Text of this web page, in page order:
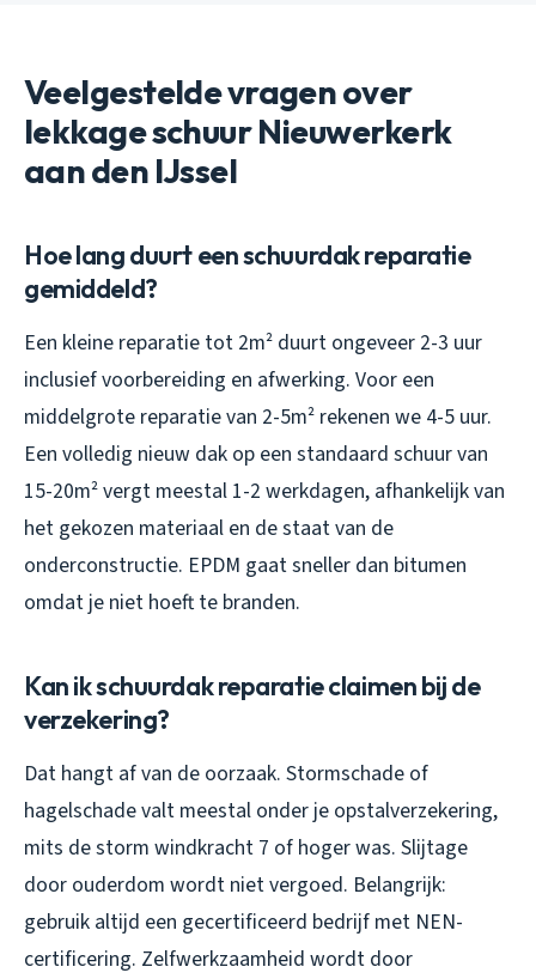
Veelgestelde vragen over
lekkage schuur Nieuwerkerk
aan den IJssel
Hoe lang duurt een schuurdak reparatie
gemiddeld?
Een kleine reparatie tot 2m² duurt ongeveer 2-3 uur
inclusief voorbereiding en afwerking. Voor een
middelgrote reparatie van 2-5m² rekenen we 4-5 uur.
Een volledig nieuw dak op een standaard schuur van
15-20m² vergt meestal 1-2 werkdagen, afhankelijk van
het gekozen materiaal en de staat van de
onderconstructie. EPDM gaat sneller dan bitumen
omdat je niet hoeft te branden.
Kan ik schuurdak reparatie claimen bij de
verzekering?
Dat hangt af van de oorzaak. Stormschade of
hagelschade valt meestal onder je opstalverzekering,
mits de storm windkracht 7 of hoger was. Slijtage
door ouderdom wordt niet vergoed. Belangrijk:
gebruik altijd een gecertificeerd bedrijf met NEN-
certificering. Zelfwerkzaamheid wordt door